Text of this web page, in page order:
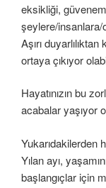
eksikliği,
şeylere/insanlara/
Aşırı
ortaya çıkıyor
Hayatınızın bu
acabalar yaşıyor
Yukarıdakilerden
Yılan ayı,
başlangıçlar için